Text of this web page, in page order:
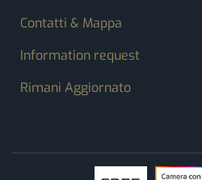
Contatti & Mappa
Information request
Rimani Aggiornato